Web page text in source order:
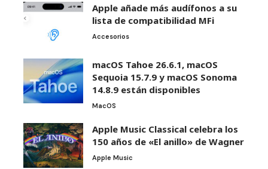
Apple añade más audífonos a su
lista de compatibilidad MFi
Accesorios
macOS Tahoe 26.6.1, macOS
Sequoia 15.7.9 y macOS Sonoma
14.8.9 están disponibles
MacOS
Apple Music Classical celebra los
150 años de «El anillo» de Wagner
Apple Music